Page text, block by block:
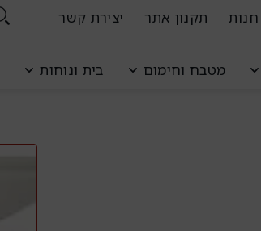
חנות תקנון אתר יצירת קשר
מטבח וחימום בית ונוחות